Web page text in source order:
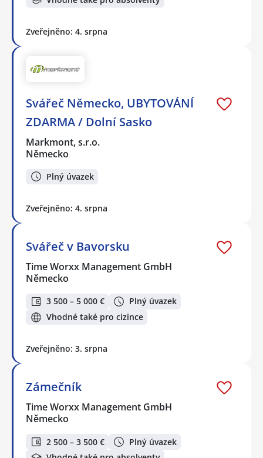
Zveřejněno: 4. srpna
Svářeč Německo, UBYTOVÁNÍ
ZDARMA / Dolní Sasko
Markmont, s.r.o.
Německo
Plný úvazek
Zveřejněno: 4. srpna
Svářeč v Bavorsku
Time Worxx Management GmbH
Německo
3 500 – 5 000 €
Plný úvazek
Vhodné také pro cizince
Zveřejněno: 3. srpna
Zámečník
Time Worxx Management GmbH
Německo
2 500 – 3 500 €
Plný úvazek